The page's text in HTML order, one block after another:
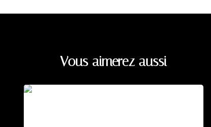
Vous aimerez aussi